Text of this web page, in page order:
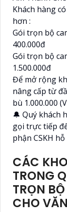
Khách hàng
hơn :
Gói trọn bộ
400.000đ
Gói trọn bộ
1.500.000đ
Để mở rộng
nâng cấp từ
bù 1.000.000
🔔 Quý khách
gọi trực tiếp
phận CSKH
CÁC
TRONG
TRỌN
CHO